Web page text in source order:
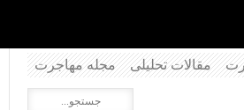
مجله مهاجرت مقالات تحلیلی